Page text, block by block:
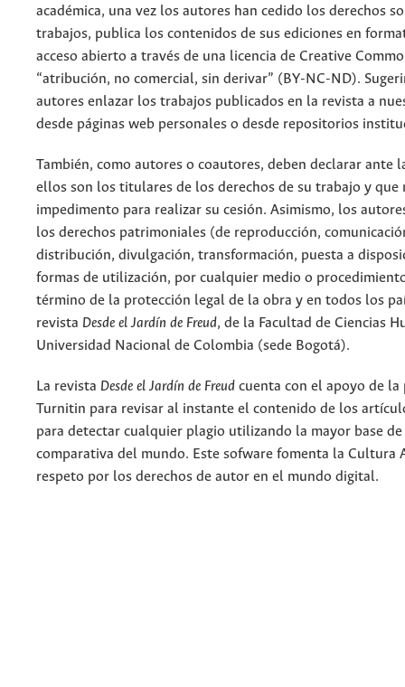
académica, una vez los autores han cedido los derechos
trabajos, publica los contenidos de sus ediciones en
acceso abierto a través de una licencia de Creative
“atribución, no comercial, sin derivar” (BY-NC-ND).
autores enlazar los trabajos publicados en la revista a
desde páginas web personales o desde repositorios
También, como autores o coautores, deben declarar ante
ellos son los titulares de los derechos de su trabajo y que
impedimento para realizar su cesión. Asimismo, los
los derechos patrimoniales (de reproducción,
distribución, divulgación, transformación, puesta a
formas de utilización, por cualquier medio o
término de la protección legal de la obra y en todos los
revista Desde el Jardín de Freud, de la Facultad de Ciencias
Universidad Nacional de Colombia (sede Bogotá).
La revista Desde el Jardín de Freud cuenta con el apoyo de
Turnitin para revisar al instante el contenido de los
para detectar cualquier plagio utilizando la mayor base
comparativa del mundo. Este sofware fomenta la Cultura
respeto por los derechos de autor en el mundo digital.